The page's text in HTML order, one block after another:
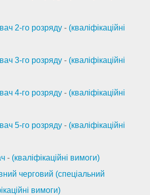
2-го розряду - (кваліфікаційні
3-го розряду - (кваліфікаційні
4-го розряду - (кваліфікаційні
5-го розряду - (кваліфікаційні
- (кваліфікаційні вимоги)
черговий (спеціальний
вимоги)